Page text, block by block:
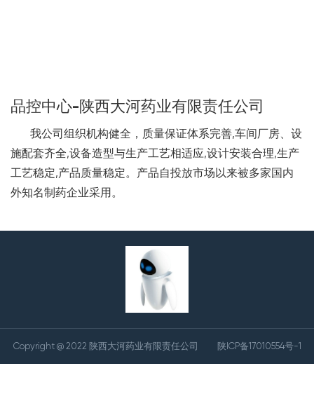
品控中心-陕西大河药业有限责任公司
我公司组织机构健全，质量保证体系完善,车间厂房、设
施配套齐全,设备造型与生产工艺相适应,设计安装合理,生产
工艺稳定,产品质量稳定。产品自投放市场以来被多家国内
外知名制药企业采用。
Copyright @ 2022 陕西大河药业有限责任公司 陕ICP备17010554号-1